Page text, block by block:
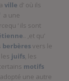
ville d’ où ils
a une
‘ ils sont
.. ,et qu’
berbèresvers le
juifs, les
motifs
une autre